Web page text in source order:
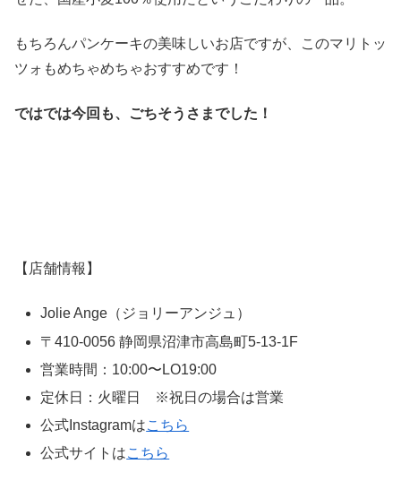
もちろんパンケーキの美味しいお店ですが、このマリトッ
ツォもめちゃめちゃおすすめです！
ではでは今回も、ごちそうさまでした！
【店舗情報】
Jolie Ange（ジョリーアンジュ）
〒410-0056 静岡県沼津市高島町5-13-1F
営業時間：10:00〜LO19:00
定休日：火曜日 ※祝日の場合は営業
公式Instagramはこちら
公式サイトはこちら